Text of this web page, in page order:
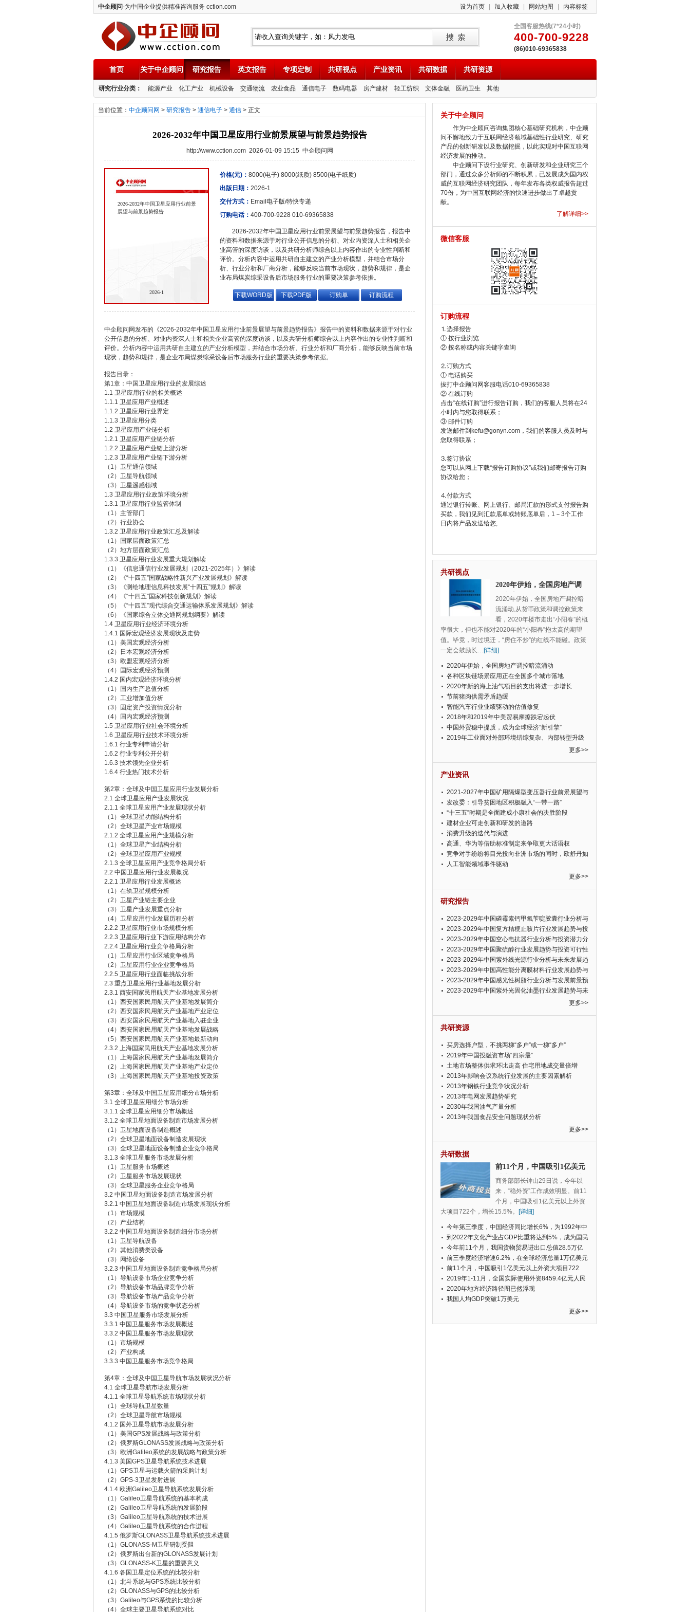
中企顾问-为中国企业提供精准咨询服务 cction.com 设为首页 加入收藏 网站地图 内容标签
中企顾问
全国客服热线(7*24小时)
400-700-9228
(86)010-69365838
首页 关于中企顾问 研究报告 英文报告 专项定制 共研视点 产业资讯 共研数据 共研资源
研究行业分类： 能源产业 化工产业 机械设备 交通物流 农业食品 通信电子 数码电器 房产建材 轻工纺织 文体金融 医药卫生 其他
当前位置： 中企顾问网 > 研究报告 > 通信电子 > 通信 > 正文
2026-2032年中国卫星应用行业前景展望与前景趋势报告
http://www.cction.com 2026-01-09 15:15 中企顾问网
2026-2032年中国卫星应用行业前景
展望与前景趋势报告
2026-1
价格(元)： 8000(电子) 8000(纸质) 8500(电子纸质)
出版日期： 2026-1
交付方式： Email电子版/特快专递
订购电话： 400-700-9228 010-69365838
2026-2032年中国卫星应用行业前景展望与前景趋势报告，报告中
的资料和数据来源于对行业公开信息的分析、对业内资深人士和相关企
业高管的深度访谈，以及共研分析师综合以上内容作出的专业性判断和
评价。分析内容中运用共研自主建立的产业分析模型，并结合市场分
析、行业分析和厂商分析，能够反映当前市场现状，趋势和规律，是企
业布局煤炭综采设备后市场服务行业的重要决策参考依据。
下载WORD版 下载PDF版 订购单 订购流程
中企顾问网发布的《2026-2032年中国卫星应用行业前景展望与前景趋势报告》报告中的资料和数据来源于对行业
公开信息的分析、对业内资深人士和相关企业高管的深度访谈，以及共研分析师综合以上内容作出的专业性判断和
评价。分析内容中运用共研自主建立的产业分析模型，并结合市场分析、行业分析和厂商分析，能够反映当前市场
现状，趋势和规律，是企业布局煤炭综采设备后市场服务行业的重要决策参考依据。
报告目录：
第1章：中国卫星应用行业的发展综述
1.1 卫星应用行业的相关概述
1.1.1 卫星应用产业概述
1.1.2 卫星应用行业界定
1.1.3 卫星应用分类
1.2 卫星应用产业链分析
1.2.1 卫星应用产业链分析
1.2.2 卫星应用产业链上游分析
1.2.3 卫星应用产业链下游分析
（1）卫星通信领域
（2）卫星导航领域
（3）卫星遥感领域
1.3 卫星应用行业政策环境分析
1.3.1 卫星应用行业监管体制
（1）主管部门
（2）行业协会
1.3.2 卫星应用行业政策汇总及解读
（1）国家层面政策汇总
（2）地方层面政策汇总
1.3.3 卫星应用行业发展重大规划解读
（1）《信息通信行业发展规划（2021-2025年）》解读
（2）《“十四五”国家战略性新兴产业发展规划》解读
（3）《测绘地理信息科技发展“十四五”规划》解读
（4）《“十四五”国家科技创新规划》解读
（5）《“十四五”现代综合交通运输体系发展规划》解读
（6）《国家综合立体交通网规划纲要》解读
1.4 卫星应用行业经济环境分析
1.4.1 国际宏观经济发展现状及走势
（1）美国宏观经济分析
（2）日本宏观经济分析
（3）欧盟宏观经济分析
（4）国际宏观经济预测
1.4.2 国内宏观经济环境分析
（1）国内生产总值分析
（2）工业增加值分析
（3）固定资产投资情况分析
（4）国内宏观经济预测
1.5 卫星应用行业社会环境分析
1.6 卫星应用行业技术环境分析
1.6.1 行业专利申请分析
1.6.2 行业专利公开分析
1.6.3 技术领先企业分析
1.6.4 行业热门技术分析
第2章：全球及中国卫星应用行业发展分析
2.1 全球卫星应用产业发展状况
2.1.1 全球卫星应用产业发展现状分析
（1）全球卫星功能结构分析
（2）全球卫星产业市场规模
2.1.2 全球卫星应用产业规模分析
（1）全球卫星产业结构分析
（2）全球卫星应用产业规模
2.1.3 全球卫星应用产业竞争格局分析
2.2 中国卫星应用行业发展概况
2.2.1 卫星应用行业发展概述
（1）在轨卫星规模分析
（2）卫星产业链主要企业
（3）卫星产业发展重点分析
（4）卫星应用行业发展历程分析
2.2.2 卫星应用行业市场规模分析
2.2.3 卫星应用行业下游应用结构分布
2.2.4 卫星应用行业竞争格局分析
（1）卫星应用行业区域竞争格局
（2）卫星应用行业企业竞争格局
2.2.5 卫星应用行业面临挑战分析
2.3 重点卫星应用行业基地发展分析
2.3.1 西安国家民用航天产业基地发展分析
（1）西安国家民用航天产业基地发展简介
（2）西安国家民用航天产业基地产业定位
（3）西安国家民用航天产业基地入驻企业
（4）西安国家民用航天产业基地发展战略
（5）西安国家民用航天产业基地最新动向
2.3.2 上海国家民用航天产业基地发展分析
（1）上海国家民用航天产业基地发展简介
（2）上海国家民用航天产业基地产业定位
（3）上海国家民用航天产业基地投资政策
第3章：全球及中国卫星应用细分市场分析
3.1 全球卫星应用细分市场分析
3.1.1 全球卫星应用细分市场概述
3.1.2 全球卫星地面设备制造市场发展分析
（1）卫星地面设备制造概述
（2）全球卫星地面设备制造发展现状
（3）全球卫星地面设备制造企业竞争格局
3.1.3 全球卫星服务市场发展分析
（1）卫星服务市场概述
（2）卫星服务市场发展现状
（3）全球卫星服务企业竞争格局
3.2 中国卫星地面设备制造市场发展分析
3.2.1 中国卫星地面设备制造市场发展现状分析
（1）市场规模
（2）产业结构
3.2.2 中国卫星地面设备制造细分市场分析
（1）卫星导航设备
（2）其他消费类设备
（3）网络设备
3.2.3 中国卫星地面设备制造竞争格局分析
（1）导航设备市场企业竞争分析
（2）导航设备市场品牌竞争分析
（3）导航设备市场产品竞争分析
（4）导航设备市场的竞争状态分析
3.3 中国卫星服务市场发展分析
3.3.1 中国卫星服务市场发展概述
3.3.2 中国卫星服务市场发展现状
（1）市场规模
（2）产业构成
3.3.3 中国卫星服务市场竞争格局
第4章：全球及中国卫星导航市场发展状况分析
4.1 全球卫星导航市场发展分析
4.1.1 全球卫星导航系统市场现状分析
（1）全球导航卫星数量
（2）全球卫星导航市场规模
4.1.2 国外卫星导航市场发展分析
（1）美国GPS发展战略与政策分析
（2）俄罗斯GLONASS发展战略与政策分析
（3）欧洲Galileo系统的发展战略与政策分析
4.1.3 美国GPS卫星导航系统技术进展
（1）GPS卫星与运载火箭的采购计划
（2）GPS-3卫星发射进展
4.1.4 欧洲Galileo卫星导航系统发展分析
（1）Galileo卫星导航系统的基本构成
（2）Galileo卫星导航系统的发展阶段
（3）Galileo卫星导航系统的技术进展
（4）Galileo卫星导航系统的合作进程
4.1.5 俄罗斯GLONASS卫星导航系统技术进展
（1）GLONASS-M卫星研制受阻
（2）俄罗斯出台新的GLONASS发展计划
（3）GLONASS-K卫星的重要意义
4.1.6 各国卫星定位系统的比较分析
（1）北斗系统与GPS系统比较分析
（2）GLONASS与GPS的比较分析
（3）Galileo与GPS系统的比较分析
（4）全球主要卫星导航系统对比
关于中企顾问
作为中企顾问咨询集团核心基础研究机构，中企顾
问不懈地致力于互联网经济领域基础性行业研究、研究
产品的创新研发以及数据挖掘，以此实现对中国互联网
经济发展的推动。
中企顾问下设行业研究、创新研发和企业研究三个
部门，通过众多分析师的不断积累，已发展成为国内权
威的互联网经济研究团队，每年发布各类权威报告超过
70份，为中国互联网经济的快速进步做出了卓越贡
献。
了解详细>>
微信客服
订购流程
⒈选择报告
① 按行业浏览
② 按名称或内容关键字查询
⒉订购方式
① 电话购买
拔打中企顾问网客服电话010-69365838
② 在线订购
点击“在线订购”进行报告订购，我们的客服人员将在24
小时内与您取得联系；
③ 邮件订购
发送邮件到kefu@gonyn.com，我们的客服人员及时与
您取得联系；
⒊签订协议
您可以从网上下载“报告订购协议”或我们邮寄报告订购
协议给您；
⒋付款方式
通过银行转账、网上银行、邮局汇款的形式支付报告购
买款，我们见到汇款底单或转账底单后，1－3个工作
日内将产品发送给您;
共研视点
2020年伊始，全国房地产调
控暗流涌动
2020年伊始，全国房地产调控暗
流涌动,从货币政策和调控政策来
看，2020年楼市走出“小阳春”的概
率很大，但也不能对2020年的“小阳春”抱太高的期望
值。毕竟，时过境迁，“房住不炒”的红线不能碰。政策
一定会鼓励长…[详细]
2020年伊始，全国房地产调控暗流涌动
各种区块链场景应用正在全国多个城市落地
2020年新的海上油气项目的支出将进一步增长
节前猪肉供需矛盾趋缓
智能汽车行业业绩驱动的估值修复
2018年和2019年中美贸易摩擦跌宕起伏
中国外贸稳中提质，成为全球经济“新引擎”
2019年工业面对外部环境错综复杂、内部转型升级
更多>>
产业资讯
2021-2027年中国矿用隔爆型变压器行业前景展望与
投资前景预测报告
发改委：引导贫困地区积极融入“一带一路”
“十三五”时期是全面建成小康社会的决胜阶段
建材企业可走创新和研发的道路
消费升级的迭代与演进
高通、华为等借助标准制定来争取更大话语权
竞争对手纷纷将目光投向非洲市场的同时，欧舒丹如
此淡定，难道就真的不怕丧失先机吗?
人工智能领域事件驱动
更多>>
研究报告
2023-2029年中国磷霉素钙甲氧苄啶胶囊行业分析与
投资可行性报告
2023-2029年中国复方桔梗止咳片行业发展趋势与投
资潜力分析报告
2023-2029年中国空心电抗器行业分析与投资潜力分
析报告
2023-2029年中国聚硫醇行业发展趋势与投资可行性
报告
2023-2029年中国紫外线光源行业分析与未来发展趋
势报告
2023-2029年中国高性能分离膜材料行业发展趋势与
发展前景预测报告
2023-2029年中国感光性树脂行业分析与发展前景预
测报告
2023-2029年中国紫外光固化油墨行业发展趋势与未
更多>>
共研资源
买房选择户型，不挑两梯“多户”或一梯“多户”
2019年中国投融资市场“四宗最”
土地市场整体供求环比走高 住宅用地成交量倍增
2013年影响会议系统行业发展的主要因素解析
2013年钢铁行业竞争状况分析
2013年电网发展趋势研究
2030年我国油气产量分析
2013年我国食品安全问题现状分析
更多>>
共研数据
前11个月，中国吸引1亿美元
以上外资大项目722个，增长
15.5%
商务部部长钟山29日说，今年以
来，“稳外资”工作成效明显。前11
个月，中国吸引1亿美元以上外资
大项目722个，增长15.5%。 [详细]
今年第三季度，中国经济同比增长6%，为1992年中
国有季度数据以来的新低
到2022年文化产业占GDP比重将达到5%，成为国民
经济支柱产业
今年前11个月，我国货物贸易进出口总值28.5万亿
元人民币，比去年同期增长2.4%
前三季度经济增速6.2%，在全球经济总量1万亿美元
以上的经济体中增速最快
前11个月，中国吸引1亿美元以上外资大项目722
个，增长15.5%
2019年1-11月，全国实际使用外资8459.4亿元人民
币，同比增长6.0%
2020年地方经济路径图已然浮现
我国人均GDP突破1万美元
更多>>